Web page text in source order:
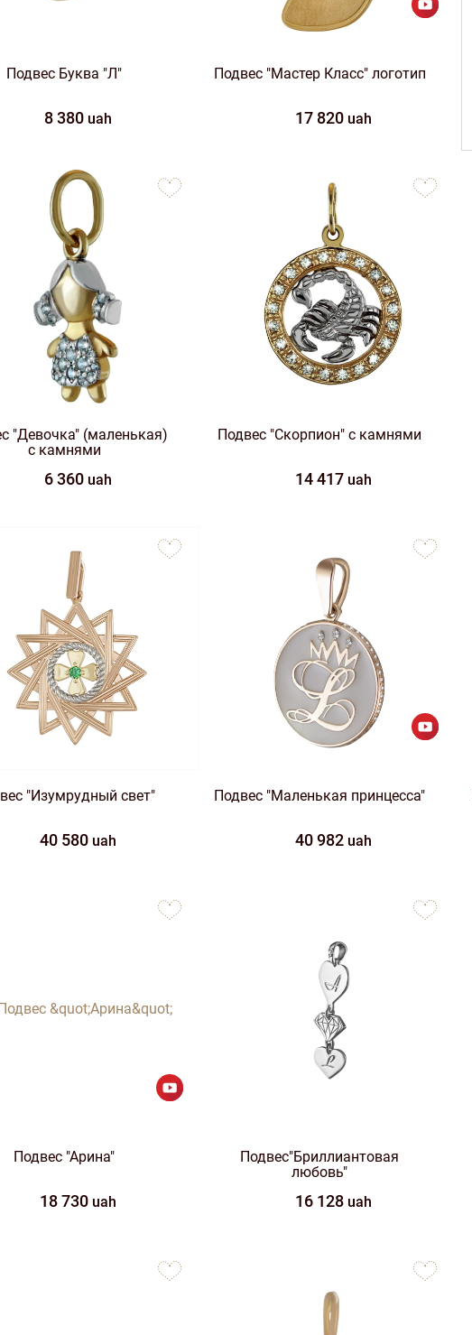
Подвес Буква "Л"
8 380 uah
Подвес "Мастер Класс" логотип
17 820 uah
"Девочка" (маленькая)
с камнями
6 360 uah
favorites
Подвес "Скорпион" с камнями
14 417 uah
favorites
"Изумрудный свет"
40 580 uah
favorites
Подвес "Маленькая принцесса"
40 982 uah
favorites
Подвес "Арина"
18 730 uah
favorites
Подвес"Бриллиантовая
любовь"
16 128 uah
favorites
favorites
favorites